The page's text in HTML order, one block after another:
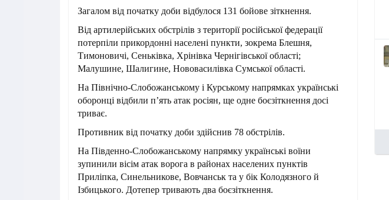
Загалом від початку доби відбулося 131 бойове зіткнення.
Від артилерійських обстрілів з території російської федерації
потерпіли прикордонні населені пункти, зокрема Блешня,
Тимоновичі, Сеньківка, Хрінівка Чернігівської області;
Малушине, Шалигине, Нововасилівка Сумської області.
На Північно-Слобожанському і Курському напрямках українські
оборонці відбили п’ять атак росіян, ще одне боєзіткнення досі
триває.
Противник від початку доби здійснив 78 обстрілів.
На Південно-Слобожанському напрямку українські воїни
зупинили вісім атак ворога в районах населених пунктів
Приліпка, Синельникове, Вовчанськ та у бік Колодязного й
Ізбицького. Дотепер тривають два боєзіткнення.